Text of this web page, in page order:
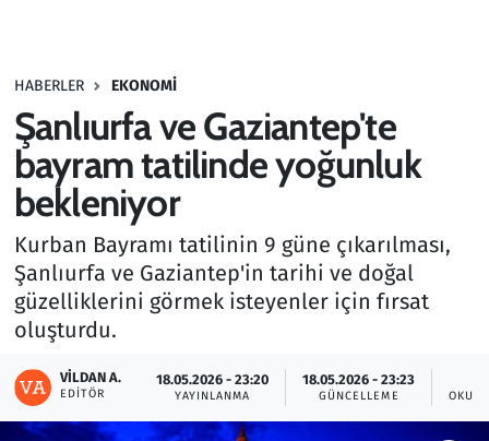
HABERLER EKONOMI
Şanlıurfa ve Gaziantep'te
bayram tatilinde yoğunluk
bekleniyor
Kurban Bayramı tatilinin 9 güne çıkarılması,
Şanlıurfa ve Gaziantep'in tarihi ve doğal
güzelliklerini görmek isteyenler için fırsat
oluşturdu.
VILDAN A.
EDITÖR
18.05.2026 - 23:20
YAYINLANMA
18.05.2026 - 23:23
GÜNCELLEME
Haber
Kültür Sanat
Kurumsal Haberler
Lezzet Durağı
Memur ve Kamu
Otomobil
Oyun